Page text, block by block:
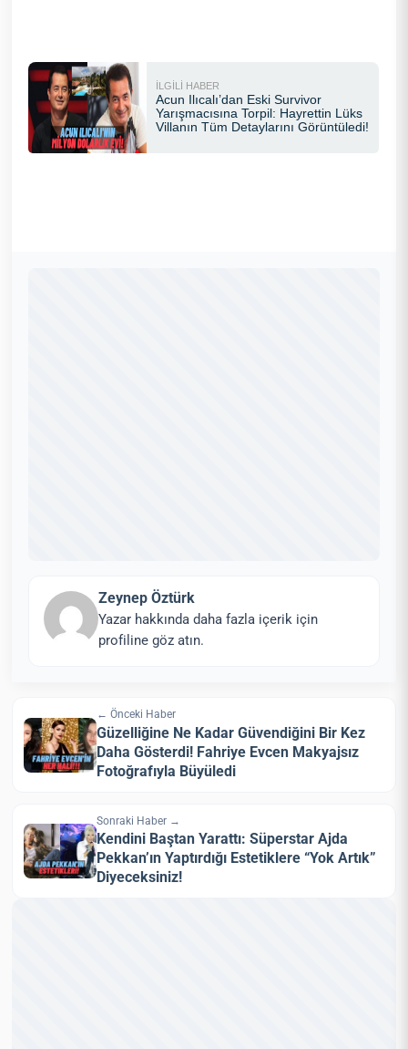
Zeynep Öztürk
Yazar hakkında daha fazla içerik için
profiline göz atın.
← Önceki Haber
Güzelliğine Ne Kadar Güvendiğini Bir Kez
Daha Gösterdi! Fahriye Evcen Makyajsız
Fotoğrafıyla Büyüledi
Sonraki Haber →
Kendini Baştan Yarattı: Süperstar Ajda
Pekkan’ın Yaptırdığı Estetiklere “Yok Artık”
Diyeceksiniz!